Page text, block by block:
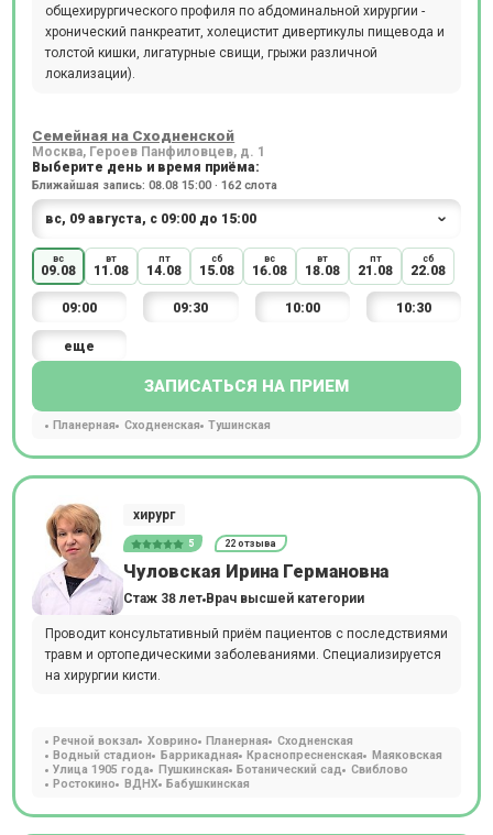
общехирургического профиля по абдоминальной хирургии -
хронический панкреатит, холецистит дивертикулы пищевода и
толстой кишки, лигатурные свищи, грыжи различной
локализации).
Семейная на Сходненской
Москва, Героев Панфиловцев, д. 1
Выберите день и время приёма:
Ближайшая запись: 08.08 15:00 · 162 слота
вс
09.08
вт
11.08
пт
14.08
сб
15.08
вс
16.08
вт
18.08
пт
21.08
сб
22.08
09:00 09:30 10:00 10:30
еще
ЗАПИСАТЬСЯ НА ПРИЕМ
Планерная Сходненская Тушинская
хирург
5 22 отзыва
Чуловская Ирина Германовна
Стаж 38 лет Врач высшей категории
Проводит консультативный приём пациентов с последствиями
травм и ортопедическими заболеваниями. Специализируется
на хирургии кисти.
Речной вокзал Ховрино Планерная
Сходненская
Водный стадион
Баррикадная Краснопресненская
Маяковская
Улица 1905 года
Пушкинская Ботанический сад
Свиблово
Ростокино
ВДНХ Бабушкинская